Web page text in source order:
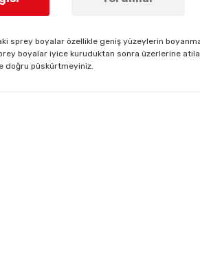
sprey boyalar özellikle geniş yüzeylerin
boyalar iyice kuruduktan sonra üzerlerine
doğru püskürtmeyiniz.